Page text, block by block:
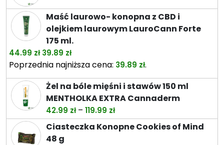
do
74.49 zł
Maść laurowo- konopna z CBD i
olejkiem laurowym LauroCann Forte
175 ml.
44.99 zł Pierwotna
cena
wynosiła:
44.99 zł.
39.89 złAktualna
cena
wynosi:
39.89 zł.
Poprzednia najniższa cena: 39.89 zł.
Żel na bóle mięśni i stawów 150 ml
MENTHOLKA EXTRA Cannaderm
42.99 zł – 119.99 złZakres
cen:
od
Ciasteczka Konopne Cookies of Mind
48 g